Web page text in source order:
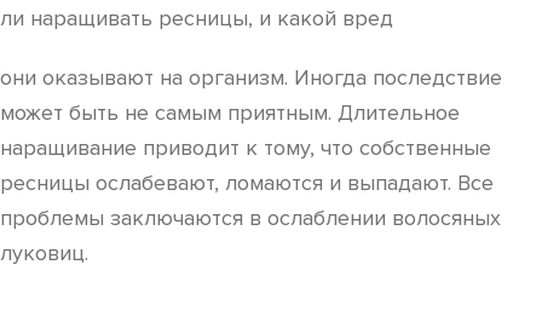
ли наращивать ресницы, и какой вред
они оказывают на организм. Иногда последствие
может быть не самым приятным. Длительное
наращивание приводит к тому, что собственные
ресницы ослабевают, ломаются и выпадают. Все
проблемы заключаются в ослаблении волосяных
луковиц.